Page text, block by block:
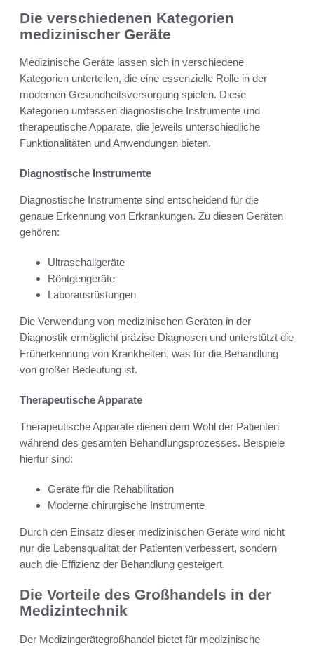
Die verschiedenen Kategorien
medizinischer Geräte
Medizinische Geräte lassen sich in verschiedene
Kategorien unterteilen, die eine essenzielle Rolle in der
modernen Gesundheitsversorgung spielen. Diese
Kategorien umfassen diagnostische Instrumente und
therapeutische Apparate, die jeweils unterschiedliche
Funktionalitäten und Anwendungen bieten.
Diagnostische Instrumente
Diagnostische Instrumente sind entscheidend für die
genaue Erkennung von Erkrankungen. Zu diesen Geräten
gehören:
Ultraschallgeräte
Röntgengeräte
Laborausrüstungen
Die Verwendung von medizinischen Geräten in der
Diagnostik ermöglicht präzise Diagnosen und unterstützt die
Früherkennung von Krankheiten, was für die Behandlung
von großer Bedeutung ist.
Therapeutische Apparate
Therapeutische Apparate dienen dem Wohl der Patienten
während des gesamten Behandlungsprozesses. Beispiele
hierfür sind:
Geräte für die Rehabilitation
Moderne chirurgische Instrumente
Durch den Einsatz dieser medizinischen Geräte wird nicht
nur die Lebensqualität der Patienten verbessert, sondern
auch die Effizienz der Behandlung gesteigert.
Die Vorteile des Großhandels in der
Medizintechnik
Der Medizingerätegroßhandel bietet für medizinische